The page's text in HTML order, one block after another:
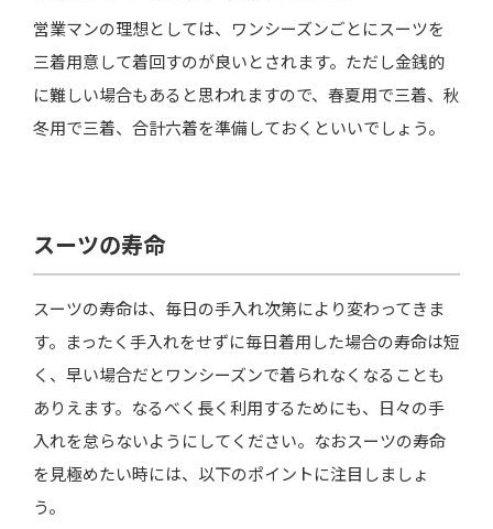
営業マンの理想としては、ワンシーズンごとにスーツを
三着用意して着回すのが良いとされます。ただし金銭的
に難しい場合もあると思われますので、春夏用で三着、秋
冬用で三着、合計六着を準備しておくといいでしょう。
スーツの寿命
スーツの寿命は、毎日の手入れ次第により変わってきま
す。まったく手入れをせずに毎日着用した場合の寿命は短
く、早い場合だとワンシーズンで着られなくなることも
ありえます。なるべく長く利用するためにも、日々の手
入れを怠らないようにしてください。なおスーツの寿命
を見極めたい時には、以下のポイントに注目しましょ
う。